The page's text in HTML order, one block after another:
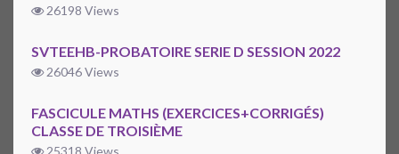
26198 Views
SVTEEHB-PROBATOIRE SERIE D SESSION 2022
26046 Views
FASCICULE MATHS (EXERCICES+CORRIGÉS)
CLASSE DE TROISIÈME